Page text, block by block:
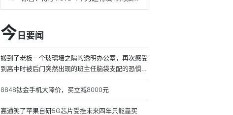
今 日要闻
搬到了老板一个玻璃墙之隔的透明办公室，再次感受
到高中时被后门突然出现的班主任脑袋支配的恐惧。
结论我的大脑只能集中精力4个小时
8848钛金手机大降价，买立减8000元
高通笑了苹果自研5G芯片受挫未来四年只能靠买